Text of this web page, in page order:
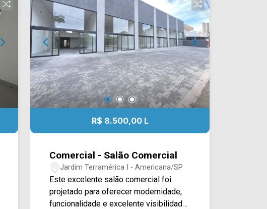
R$ 8.500,00 L
Comercial - Salão Comercial
Jardim Terramérica I - Americana/SP
Este excelente salão comercial foi
projetado para oferecer modernidade,
funcionalidade e excelente visibilidade